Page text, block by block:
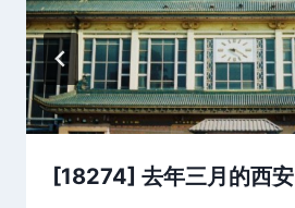
[18274] 去年三月的西安